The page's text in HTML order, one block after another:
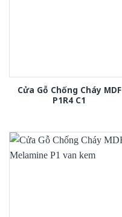
Cửa Gỗ Chống Cháy MDF
P1R4 C1